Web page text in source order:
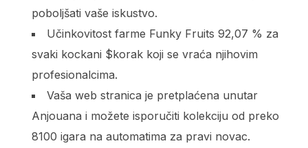
poboljšati vaše iskustvo.
Učinkovitost farme Funky Fruits 92,07 % za
svaki kockani $korak koji se vraća njihovim
profesionalcima.
Vaša web stranica je pretplaćena unutar
Anjouana i možete isporučiti kolekciju od preko
8100 igara na automatima za pravi novac.